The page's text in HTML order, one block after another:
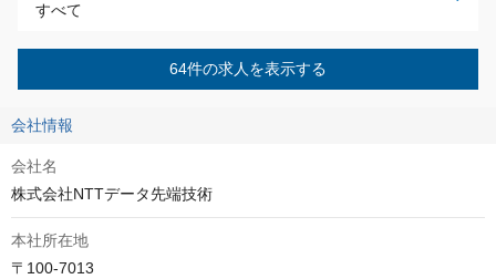
すべて
64件の求人を表示する
会社情報
会社名
株式会社NTTデータ先端技術
本社所在地
〒100-7013